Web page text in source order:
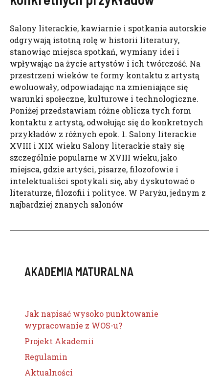
Salony literackie, kawiarnie i spotkania autorskie
odgrywają istotną rolę w historii literatury,
stanowiąc miejsca spotkań, wymiany idei i
wpływając na życie artystów i ich twórczość. Na
przestrzeni wieków te formy kontaktu z artystą
ewoluowały, odpowiadając na zmieniające się
warunki społeczne, kulturowe i technologiczne.
Poniżej przedstawiam różne oblicza tych form
kontaktu z artystą, odwołując się do konkretnych
przykładów z różnych epok. 1. Salony literackie
XVIII i XIX wieku Salony literackie stały się
szczególnie popularne w XVIII wieku, jako
miejsca, gdzie artyści, pisarze, filozofowie i
intelektualiści spotykali się, aby dyskutować o
literaturze, filozofii i polityce. W Paryżu, jednym z
najbardziej znanych salonów
AKADEMIA MATURALNA
Jak napisać wysoko punktowanie
wypracowanie z WOS-u?
Projekt Akademii
Regulamin
Aktualności